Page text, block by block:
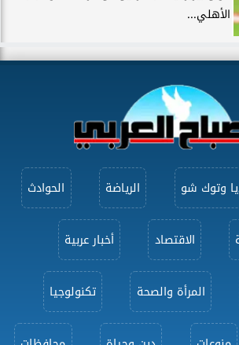
الأهلي...
وتوك شو الرياضة الحوادث
الاقتصاد أخبار عربية
المرأة والصحة تكنولوجيا